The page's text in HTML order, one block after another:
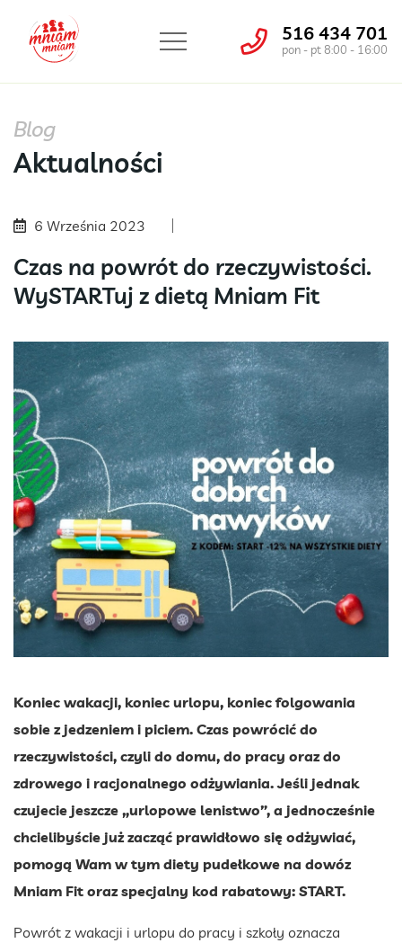
516 434 701
pon - pt 8:00 - 16:00
Blog
Aktualności
6 Września 2023
Czas na powrót do rzeczywistości.
WySTARTuj z dietą Mniam Fit
Koniec wakacji, koniec urlopu, koniec folgowania
sobie z jedzeniem i piciem. Czas powrócić do
rzeczywistości, czyli do domu, do pracy oraz do
zdrowego i racjonalnego odżywiania. Jeśli jednak
czujecie jeszcze „urlopowe lenistwo”, a jednocześnie
chcielibyście już zacząć prawidłowo się odżywiać,
pomogą Wam w tym diety pudełkowe na dowóz
Mniam Fit oraz specjalny kod rabatowy: START.
Powrót z wakacji i urlopu do pracy i szkoły oznacza